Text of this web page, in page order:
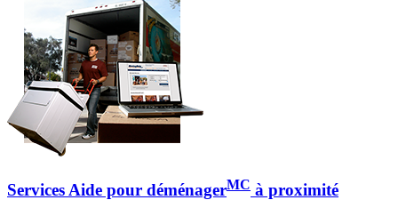
Services Aide pour déménagerMC à proximité